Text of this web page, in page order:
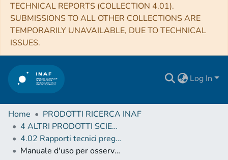
TECHNICAL REPORTS (COLLECTION 4.01).
SUBMISSIONS TO ALL OTHER COLLECTIONS ARE
TEMPORARILY UNAVAILABLE, DUE TO TECHNICAL
ISSUES.
Log In
Home
PRODOTTI RICERCA INAF
4 ALTRI PRODOTTI SCIENTIFICI (Other scientific products)
4.02 Rapporti tecnici pregressi
Manuale d'uso per osservazioni polarimetriche con l'antenna parabolica di Medicina